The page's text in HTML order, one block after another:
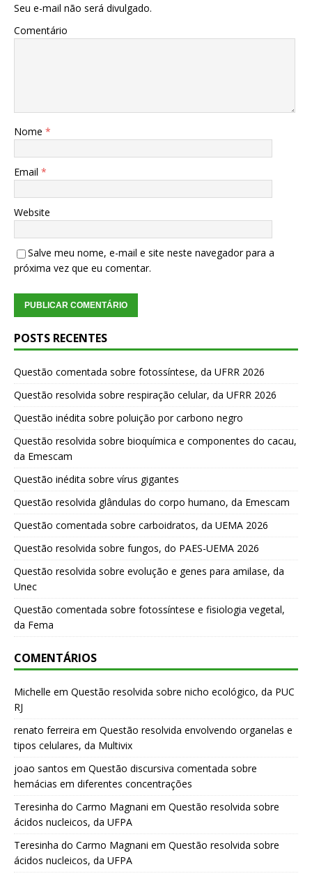
Seu e-mail não será divulgado.
Comentário
Nome *
Email *
Website
Salve meu nome, e-mail e site neste navegador para a
próxima vez que eu comentar.
POSTS RECENTES
Questão comentada sobre fotossíntese, da UFRR 2026
Questão resolvida sobre respiração celular, da UFRR 2026
Questão inédita sobre poluição por carbono negro
Questão resolvida sobre bioquímica e componentes do cacau,
da Emescam
Questão inédita sobre vírus gigantes
Questão resolvida glândulas do corpo humano, da Emescam
Questão comentada sobre carboidratos, da UEMA 2026
Questão resolvida sobre fungos, do PAES-UEMA 2026
Questão resolvida sobre evolução e genes para amilase, da
Unec
Questão comentada sobre fotossíntese e fisiologia vegetal,
da Fema
COMENTÁRIOS
Michelle em Questão resolvida sobre nicho ecológico, da PUC
RJ
renato ferreira em Questão resolvida envolvendo organelas e
tipos celulares, da Multivix
joao santos em Questão discursiva comentada sobre
hemácias em diferentes concentrações
Teresinha do Carmo Magnani em Questão resolvida sobre
ácidos nucleicos, da UFPA
Teresinha do Carmo Magnani em Questão resolvida sobre
ácidos nucleicos, da UFPA